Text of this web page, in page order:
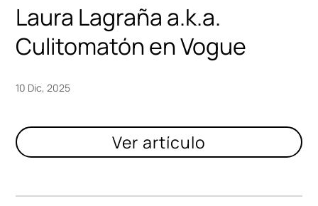
Laura Lagraña a.k.a.
Culitomatón en Vogue
10 Dic, 2025